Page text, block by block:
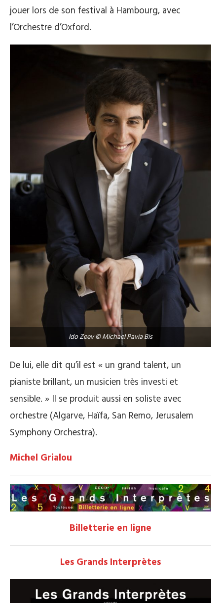
jouer lors de son festival à Hambourg, avec
l’Orchestre d’Oxford.
Ido Zeev © Michael Pavia Bis
De lui, elle dit qu’il est « un grand talent, un
pianiste brillant, un musicien très investi et
sensible. » Il se produit aussi en soliste avec
orchestre (Algarve, Haïfa, San Remo, Jerusalem
Symphony Orchestra).
Michel Grialou
Billetterie en ligne
Les Grands Interprètes